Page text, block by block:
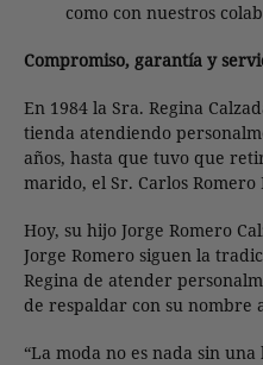
como con nuestros
Compromiso, garantía y
En 1984 la Sra. Regina
tienda atendiendo
años, hasta que tuvo que
marido, el Sr. Carlos Romero
Hoy, su hijo Jorge Romero
Jorge Romero siguen la
Regina de atender
de respaldar con su nombre
“La moda no es nada sin